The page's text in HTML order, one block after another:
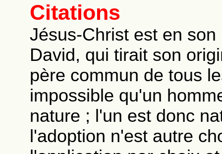
Citations
Jésus-Christ est en
David, qui tirait son
père commun de tous
impossible qu'un
nature ; l'un est donc
l'adoption n'est autre